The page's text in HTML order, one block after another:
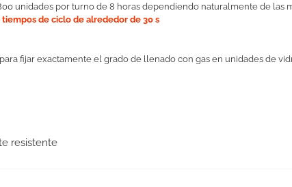
unidades por turno de 8 horas dependiendo naturalmente de las
tiempos de ciclo de alrededor de 30 s
fijar exactamente el grado de llenado con gas en unidades de
resistente